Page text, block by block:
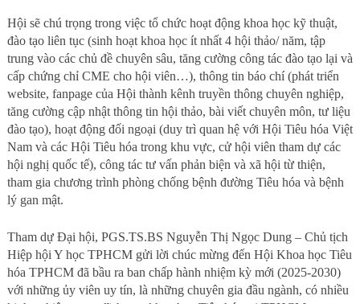
Hội sẽ chú trọng trong việc tổ chức hoạt động khoa học kỹ thuật,
đào tạo liên tục (sinh hoạt khoa học ít nhất 4 hội thảo/ năm, tập
trung vào các chủ đề chuyên sâu, tăng cường công tác đào tạo lại và
cấp chứng chỉ CME cho hội viên…), thông tin báo chí (phát triển
website, fanpage của Hội thành kênh truyền thông chuyên nghiệp,
tăng cường cập nhật thông tin hội thảo, bài viết chuyên môn, tư liệu
đào tạo), hoạt động đối ngoại (duy trì quan hệ với Hội Tiêu hóa Việt
Nam và các Hội Tiêu hóa trong khu vực, cử hội viên tham dự các
hội nghị quốc tế), công tác tư vấn phản biện và xã hội từ thiện,
tham gia chương trình phòng chống bệnh đường Tiêu hóa và bệnh
lý gan mật.
Tham dự Đại hội, PGS.TS.BS Nguyễn Thị Ngọc Dung – Chủ tịch
Hiệp hội Y học TPHCM gửi lời chúc mừng đến Hội Khoa học Tiêu
hóa TPHCM đã bầu ra ban chấp hành nhiệm kỳ mới (2025-2030)
với những ủy viên uy tín, là những chuyên gia đầu ngành, có nhiều